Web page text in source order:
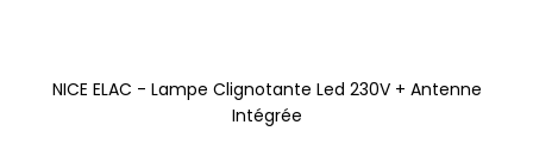
NICE ELAC - Lampe Clignotante Led 230V + Antenne
Intégrée